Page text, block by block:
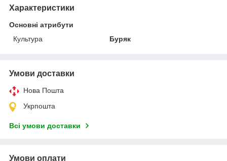
Характеристики
Основні атрибути
Культура
Буряк
Умови доставки
Нова Пошта
Укрпошта
Всі умови доставки
Умови оплати